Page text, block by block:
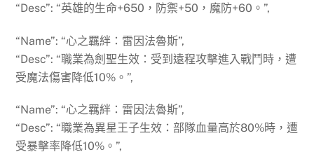
“Desc”: “英雄的生命+650，防禦+50，魔防+60。”,
“Name”: “心之羈絆：雷因法魯斯”,
“Desc”: “職業為劍聖生效：受到遠程攻擊進入戰鬥時，遭
受魔法傷害降低10%。”,
“Name”: “心之羈絆：雷因法魯斯”,
“Desc”: “職業為異星王子生效：部隊血量高於80%時，遭
受暴擊率降低10%。”,